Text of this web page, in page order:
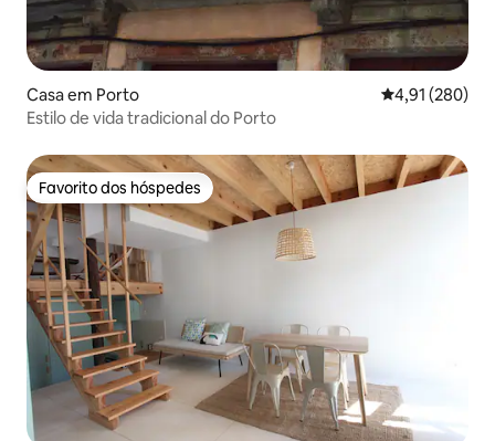
Casa em Porto Classificação
4,91 (280)
Estilo de vida tradicional do Porto
Favorito dos hóspedes
Favorito dos hóspedes